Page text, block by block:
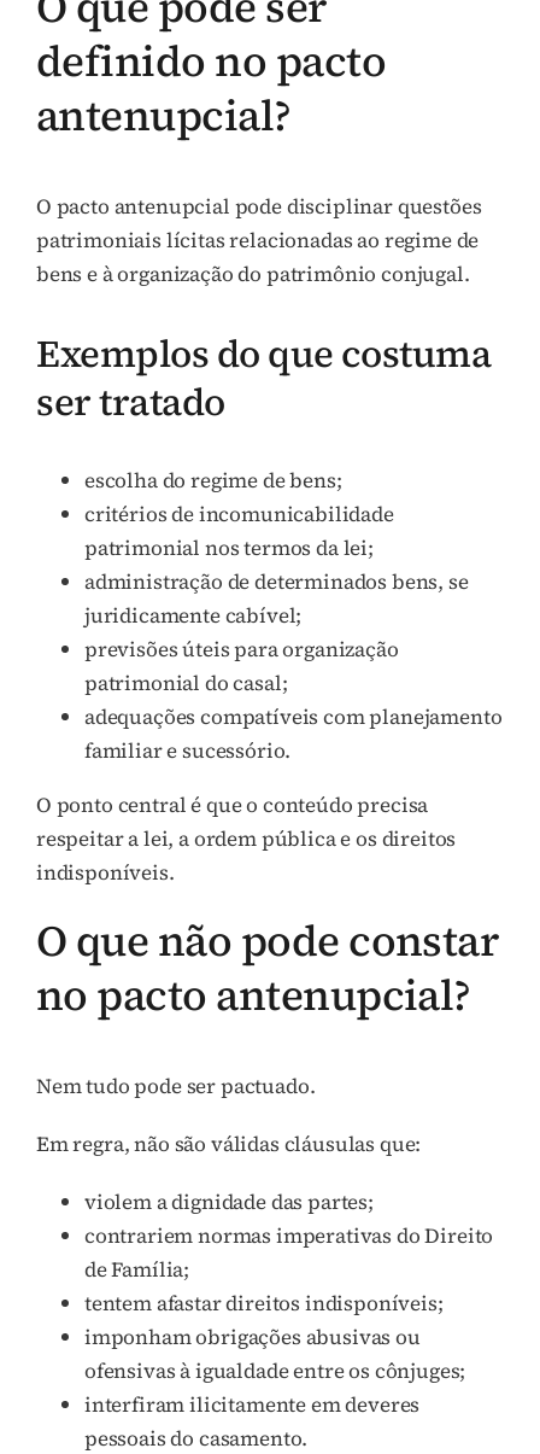
definido no pacto
antenupcial?
O pacto antenupcial pode disciplinar questões
patrimoniais lícitas relacionadas ao regime de
bens e à organização do patrimônio conjugal.
Exemplos do que costuma
ser tratado
escolha do regime de bens;
critérios de incomunicabilidade
patrimonial nos termos da lei;
administração de determinados bens, se
juridicamente cabível;
previsões úteis para organização
patrimonial do casal;
adequações compatíveis com planejamento
familiar e sucessório.
O ponto central é que o conteúdo precisa
respeitar a lei, a ordem pública e os direitos
indisponíveis.
O que não pode constar
no pacto antenupcial?
Nem tudo pode ser pactuado.
Em regra, não são válidas cláusulas que:
violem a dignidade das partes;
contrariem normas imperativas do Direito
de Família;
tentem afastar direitos indisponíveis;
imponham obrigações abusivas ou
ofensivas à igualdade entre os cônjuges;
interfiram ilicitamente em deveres
pessoais do casamento.